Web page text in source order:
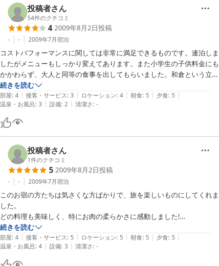
洗面所に、お手拭用タオル有り（なかなかこのサービスはない。宿の良
心を感じる）
残念だったのは、濡れ縁（板の間）に、ソファーセットが無かったとこ
ろ。スペースは
充分にあるのに。。。　あそこでビールを飲むのが好きな私は。。。
《宿の方々》
江戸っ子チャキチャキ仲居さん、お世話になりました。ありがとうざい
ました。
輪島の朝市の情報を戴いた若女将さん、ありがとうございました。
星を付けるとイマイチのようですが、リピートしたい宿です。
投稿者さん
54件のクチコミ
4 2009年8月2日投稿
- - 2009年7月宿泊
コストパフォーマンスに関しては非常に満足できるものです。連泊しま
したがメニューもしっかり変えてあります。また小学生の子供料金にも
かかわらず、大人と同等の食事を出してもらいました。和倉という立地
上（？）部屋ビールは高めですが、食に関しては大満足です。
続きを読む
部屋: 4 | 接客・サービス: 3 | ロケーション: 4 | 朝食: 5 | 夕食: 5 |
温泉・お風呂: 3 | 設備: 2 | 清潔さ: -
投稿者さん
1件のクチコミ
5 2009年8月2日投稿
- - 2009年7月宿泊
このお宿の方たちは気さくな方ばかりで、旅を楽しいものにしてくれま
した。
どの料理も美味しく、特にお肉の柔らかさに感動しました!
ただ全体的に量が多く、残してしまったのが心残りです。
温泉の湯も大変気持ちよかったですし、大満足です。
続きを読む
部屋: 4 | 接客・サービス: 5 | ロケーション: 5 | 朝食: 5 | 夕食: 5 |
温泉・お風呂: 4 | 設備: 3 | 清潔さ: -